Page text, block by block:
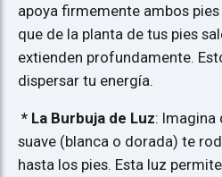
apoya firmemente ambos
que de la planta de tus pies
extienden profundamente.
dispersar tu energía.
* La Burbuja de Luz: Imagina
suave (blanca o dorada) te
hasta los pies. Esta luz